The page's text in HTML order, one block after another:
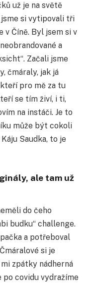
už je na světě
si vytipovali tři
v Číně. Byl jsem si v
a
Začali jsme
čmáraly, jak já
pro mě za tu
se tím živí, i ti,
na instáči. Je to
může být cokoli
Saudka, to je
ale tam už
do čeho
budku“ challenge.
a potřeboval
si je
zpátky nádherná
po covidu vydražíme